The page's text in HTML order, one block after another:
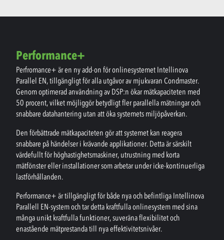
Performance+
Perfromance+ är en ny add-on för onlinesystemet Intellinova
Parallel EN, tillgängligt för alla utgåvor av mjukvaran Condmaster.
Genom optimerad användning av DSP:n ökar mätkapaciteten med
50 procent, vilket möjliggör betydligt fler parallella mätningar och
snabbare datahantering utan att öka systemets miljöpåverkan.
Den förbättrade mätkapaciteten gör att systemet kan reagera
snabbare på händelser i krävande applikationer. Detta är särskilt
värdefullt för höghastighetsmaskiner, utrustning med korta
mätfönster eller installationer som arbetar under icke-kontinuerliga
lastförhållanden.
Performance+ är tillgängligt för både nya och befintliga Intellinova
Parallell EN-system och tar detta kraftfulla onlinesystem med sina
många unikt kraftfulla funktioner, suveräna flexibilitet och
enastående mätprestanda till nya effektivitetsnivåer.